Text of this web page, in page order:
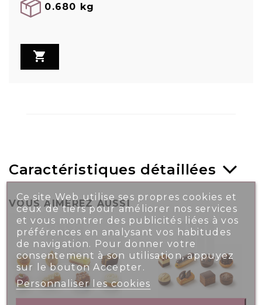
0.680 kg

Caractéristiques détaillées
VOUS AIMEREZ AUSSI
Ce site Web utilise ses propres cookies et
ceux de tiers pour améliorer nos services
et vous montrer des publicités liées à vos
préférences en analysant vos habitudes
de navigation. Pour donner votre
consentement à son utilisation, appuyez
sur le bouton Accepter.
Personnaliser les cookies